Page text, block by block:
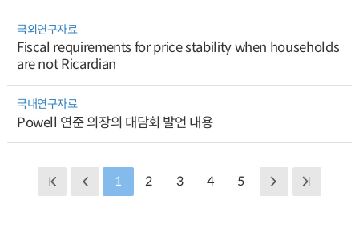
국외연구자료
Fiscal requirements for price stability when households
are not Ricardian
국내연구자료
Powell 연준 의장의 대담회 발언 내용
1 2 3 4 5